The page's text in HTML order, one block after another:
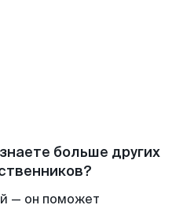
больше других
— он поможет